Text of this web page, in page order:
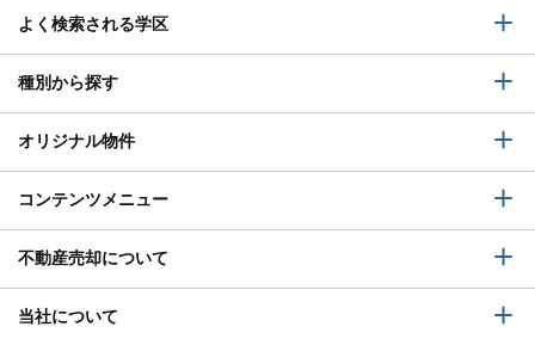
よく検索される学区
種別から探す
オリジナル物件
コンテンツメニュー
不動産売却について
当社について